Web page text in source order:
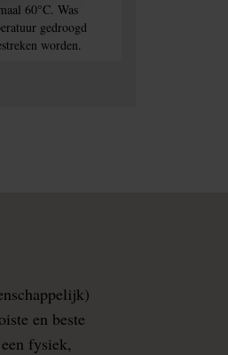
60°C. Was
gedroogd
worden.
en beste
fysiek,